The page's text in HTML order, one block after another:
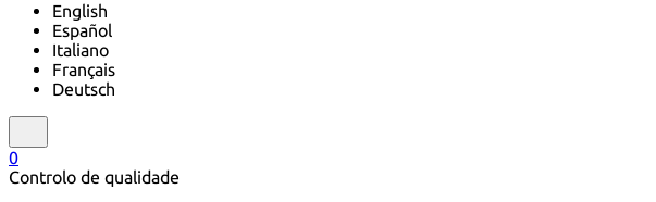
English
Español
Italiano
Français
Deutsch
0
Controlo de qualidade